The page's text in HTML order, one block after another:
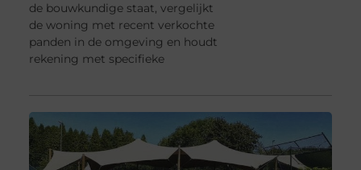
de bouwkundige staat, vergelijkt
de woning met recent verkochte
panden in de omgeving en houdt
rekening met specifieke